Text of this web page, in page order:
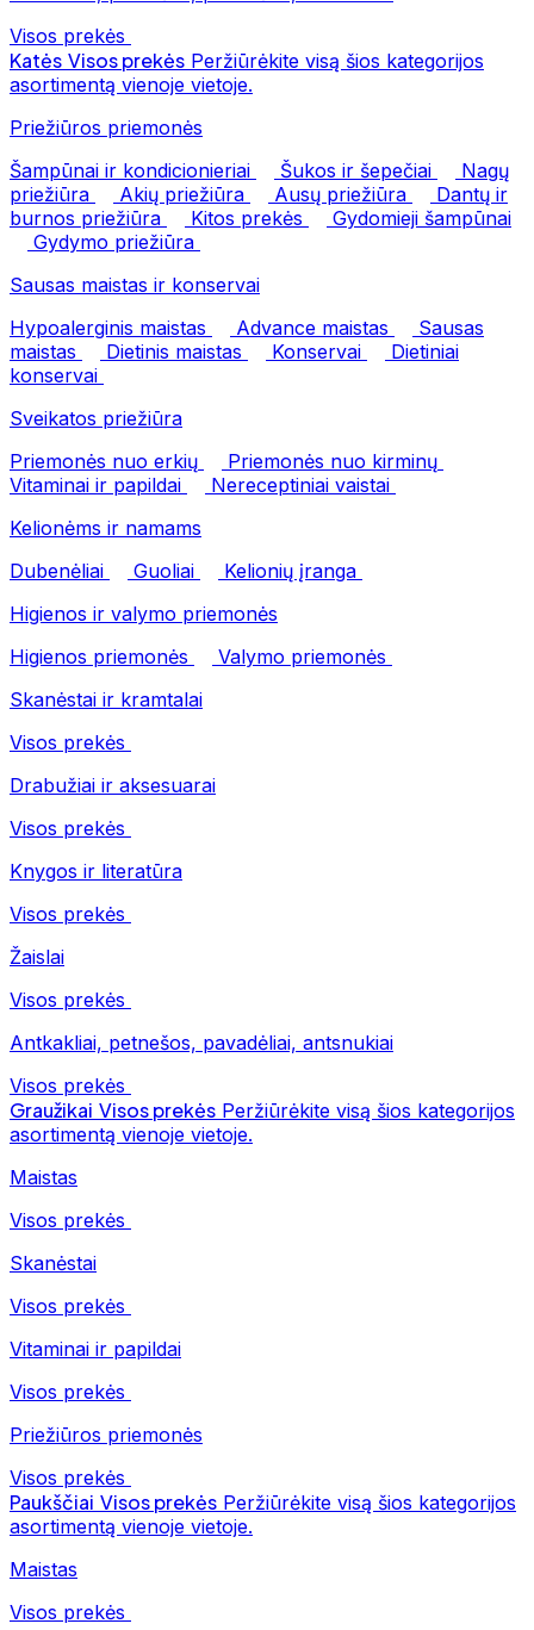
Visos prekės
Katės Visos prekės Peržiūrėkite visą šios kategorijos
asortimentą vienoje vietoje.
Priežiūros priemonės
Šampūnai ir kondicionieriai
Šukos ir šepečiai
Nagų
priežiūra
Akių priežiūra Ausų priežiūra
Dantų ir
burnos priežiūra
Kitos prekės
Gydomieji šampūnai
Gydymo priežiūra
Sausas maistas ir konservai
Hypoalerginis maistas
Advance maistas
Sausas
maistas
Dietinis maistas Konservai
Dietiniai
konservai
Sveikatos priežiūra
Priemonės nuo erkių
Priemonės nuo kirminų
Vitaminai ir papildai
Nereceptiniai vaistai
Kelionėms ir namams
Dubenėliai
Guoliai
Kelionių įranga
Higienos ir valymo priemonės
Higienos priemonės
Valymo priemonės
Skanėstai ir kramtalai
Visos prekės
Drabužiai ir aksesuarai
Visos prekės
Knygos ir literatūra
Visos prekės
Žaislai
Visos prekės
Antkakliai, petnešos, pavadėliai, antsnukiai
Visos prekės
Graužikai Visos prekės Peržiūrėkite visą šios kategorijos
asortimentą vienoje vietoje.
Maistas
Visos prekės
Skanėstai
Visos prekės
Vitaminai ir papildai
Visos prekės
Priežiūros priemonės
Visos prekės
Paukščiai Visos prekės Peržiūrėkite visą šios kategorijos
asortimentą vienoje vietoje.
Maistas
Visos prekės